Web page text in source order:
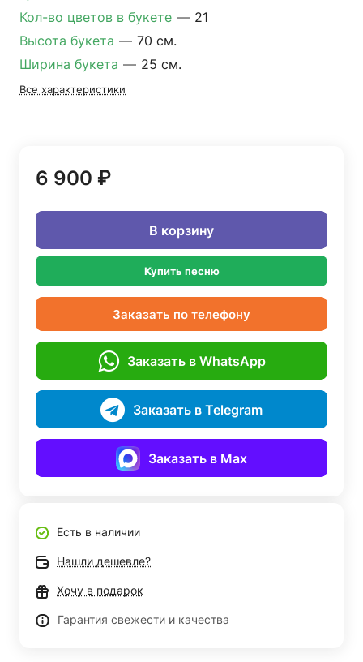
Кол-во цветов в букете — 21
Высота букета — 70 см.
Ширина букета — 25 см.
Все характеристики
6 900 ₽
В корзину
Купить песню
Заказать по телефону
Заказать в WhatsApp
Заказать в Telegram
Заказать в Max
Есть в наличии
Нашли дешевле?
Хочу в подарок
Гарантия свежести и качества